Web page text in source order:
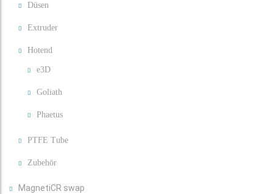
Düsen
Extruder
Hotend
e3D
Goliath
Phaetus
PTFE Tube
Zubehör
MagnetiCR swap